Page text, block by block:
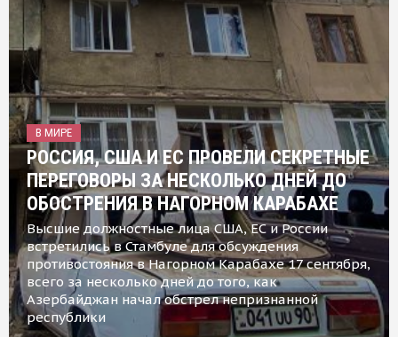
В МИРЕ
РОССИЯ, США И ЕС ПРОВЕЛИ СЕКРЕТНЫЕ
ПЕРЕГОВОРЫ ЗА НЕСКОЛЬКО ДНЕЙ ДО
ОБОСТРЕНИЯ В НАГОРНОМ КАРАБАХЕ
Высшие должностные лица США, ЕС и России
встретились в Стамбуле для обсуждения
противостояния в Нагорном Карабахе 17 сентября,
всего за несколько дней до того, как
Азербайджан начал обстрел непризнанной
республики